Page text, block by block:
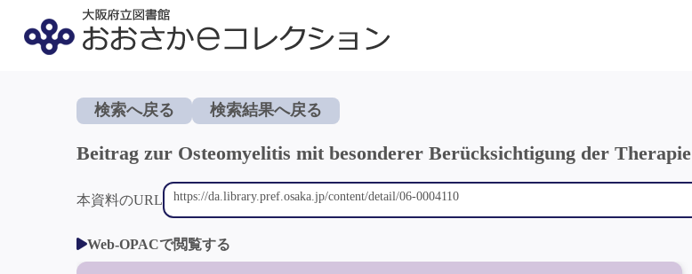
検索へ戻る 検索結果へ戻る
Beitrag zur Osteomyelitis mit besonderer Berücksichtigung der Therapie
本資料のURL
Web-OPACで閲覧する